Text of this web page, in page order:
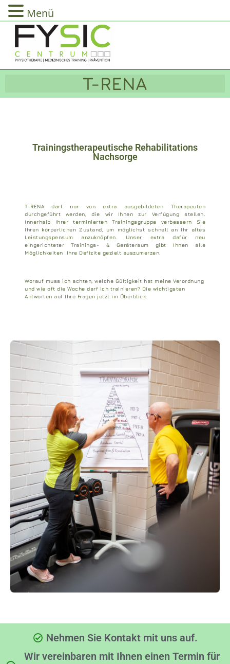
T-RENA
Trainingstherapeutische Rehabilitations
Nachsorge
T-RENA darf nur von extra ausgebildeten Therapeuten
durchgeführt werden, die wir Ihnen zur Verfügung stellen.
Innerhalb Ihrer terminierten Trainingsgruppe verbessern Sie
Ihren körperlichen Zustand, um möglichst schnell an Ihr altes
Leistungspensum anzuknöpfen. Unser extra dafür neu
eingerichteter Trainings- & Geräteraum gibt Ihnen alle
Möglichkeiten Ihre Defizite gezielt auszumerzen.
Worauf muss ich achten, welche Gültigkeit hat meine Verordnung
und wie oft die Woche darf ich trainieren? Die wichtigsten
Antworten auf Ihre Fragen jetzt im Überblick.
Nehmen Sie Kontakt mit uns auf.
Wir vereinbaren mit Ihnen einen Termin für
Menü